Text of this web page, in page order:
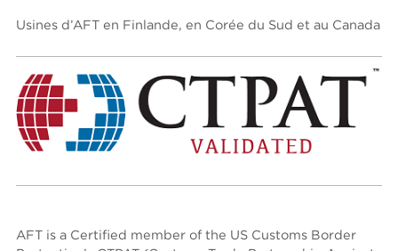
Usines d’AFT en Finlande, en Corée du Sud et au Canada
AFT is a Certified member of the US Customs Border